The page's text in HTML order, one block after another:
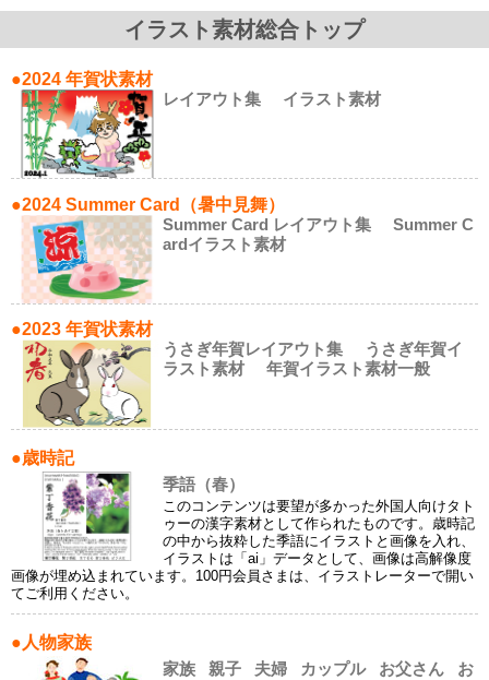
イラスト素材総合トップ
●2024 年賀状素材
レイアウト集 イラスト素材
●2024 Summer Card（暑中見舞）
Summer Card レイアウト集 Summer C
ardイラスト素材
●2023 年賀状素材
うさぎ年賀レイアウト集
うさぎ年賀イ
ラスト素材 年賀イラスト素材一般
●歳時記
季語（春）
このコンテンツは要望が多かった外国人向けタト
ゥーの漢字素材として作られたものです。歳時記
の中から抜粋した季語にイラストと画像を入れ、
イラストは「ai」データとして、画像は高解像度
画像が埋め込まれています。100円会員さまは、イラストレーターで開い
てご利用ください。
●人物家族
家族
親子 夫婦 カップル お父さん
お